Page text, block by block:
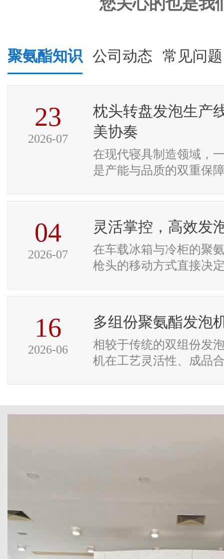
聚氨酯知识 公司动态 常见问题
23
2026-07
枕头转盘发泡生产
美协奏
在现代寝具制造领域，
是产能与品质的双重保
04
2026-07
灵活掌控，高效发
在车载冰箱与冷柜的聚
枪头的移动方式直接决
16
2026-06
多组份聚氨酯发泡
相较于传统的双组份发
机在工艺灵活性、成品